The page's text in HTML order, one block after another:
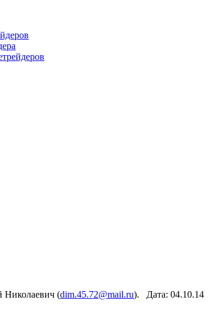
Николаевич (dim.45.72@mail.ru). Дата: 04.10.14